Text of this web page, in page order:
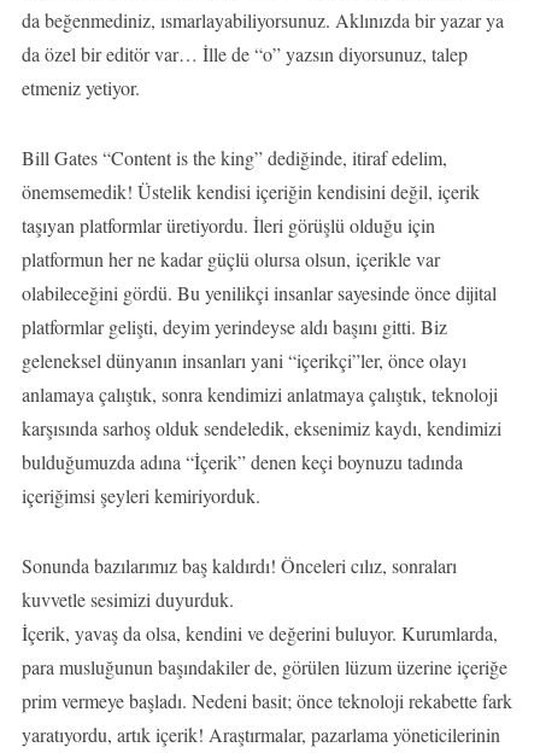
da beğenmediniz, ısmarlayabiliyorsunuz. Aklınızda bir yazar ya
da özel bir editör var… İlle de “o” yazsın diyorsunuz, talep
etmeniz yetiyor.
Bill Gates “Content is the king” dediğinde, itiraf edelim,
önemsemedik! Üstelik kendisi içeriğin kendisini değil, içerik
taşıyan platformlar üretiyordu. İleri görüşlü olduğu için
platformun her ne kadar güçlü olursa olsun, içerikle var
olabileceğini gördü. Bu yenilikçi insanlar sayesinde önce dijital
platformlar gelişti, deyim yerindeyse aldı başını gitti. Biz
geleneksel dünyanın insanları yani “içerikçi”ler, önce olayı
anlamaya çalıştık, sonra kendimizi anlatmaya çalıştık, teknoloji
karşısında sarhoş olduk sendeledik, eksenimiz kaydı, kendimizi
bulduğumuzda adına “İçerik” denen keçi boynuzu tadında
içeriğimsi şeyleri kemiriyorduk.
Sonunda bazılarımız baş kaldırdı! Önceleri cılız, sonraları
kuvvetle sesimizi duyurduk.
İçerik, yavaş da olsa, kendini ve değerini buluyor. Kurumlarda,
para musluğunun başındakiler de, görülen lüzum üzerine içeriğe
prim vermeye başladı. Nedeni basit; önce teknoloji rekabette fark
yaratıyordu, artık içerik! Araştırmalar, pazarlama yöneticilerinin